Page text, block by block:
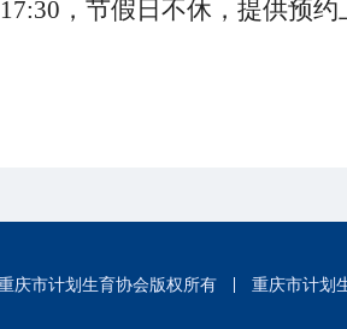
，节假日不休，提供预约
庆市计划生育协会版权所有 重庆市计划